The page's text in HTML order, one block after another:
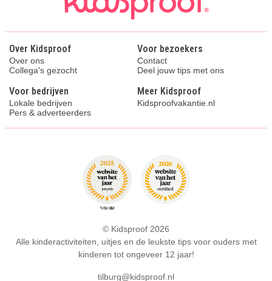
Over Kidsproof
Over ons
Collega's gezocht
Voor bezoekers
Contact
Deel jouw tips met ons
Voor bedrijven
Lokale bedrijven
Pers & adverteerders
Meer Kidsproof
Kidsproofvakantie.nl
© Kidsproof 2026
Alle kinderactiviteiten, uitjes en de leukste tips voor ouders met
kinderen tot ongeveer 12 jaar!
tilburg@kidsproof.nl